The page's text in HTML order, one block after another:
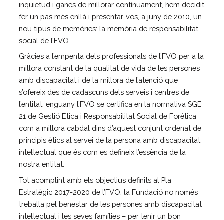
Impacte social
El patronat
Informe auditoria comptes anuals
Contractes establerts amb l’administració
publica
Convenis subscrits amb l’administració
pública
Subvencions i ajudes públiques
concedides
Associació de Famílies
Retribucions percebudes pels màxims
Serveis a persones
Formació
Centre Ocupacional
inquietud i ganes de millorar contínuament, hem decidit
fer un pas més enllà i presentar-vos, a juny de 2010, un
nou tipus de memòries: la memòria de responsabilitat
social de l’FVO.
Gràcies a l’empenta dels professionals de l’FVO per a la
millora constant de la qualitat de vida de les persones
amb discapacitat i de la millora de l’atenció que
s’ofereix des de cadascuns dels serveis i centres de
l’entitat, enguany l’FVO se certifica en la normativa SGE
21 de Gestió Ètica i Responsabilitat Social de Forética
com a millora cabdal dins d’aquest conjunt ordenat de
principis ètics al servei de la persona amb discapacitat
intel·lectual que és com es defineix l’essència de la
nostra entitat.
Tot acomplint amb els objectius definits al Pla
Estratègic 2017-2020 de l’FVO, la Fundació no només
treballa pel benestar de les persones amb discapacitat
intel·lectual i les seves famílies – per tenir un bon